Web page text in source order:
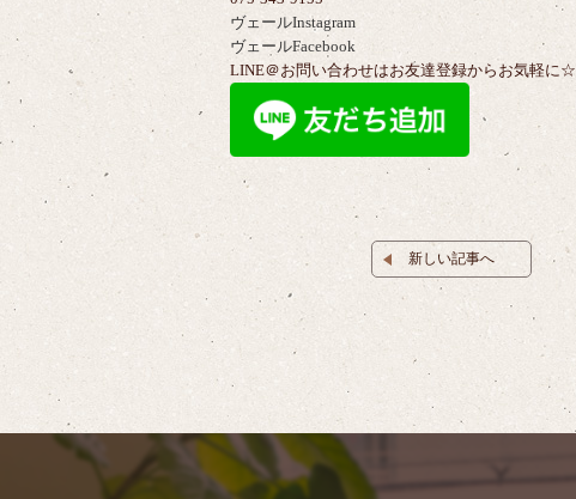
ヴェールInstagram
ヴェールFacebook
LINE＠お問い合わせはお友達登録からお気軽に☆
新しい記事へ